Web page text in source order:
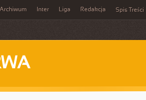
Archiwum Inter Liga Redakcja Spis Treści